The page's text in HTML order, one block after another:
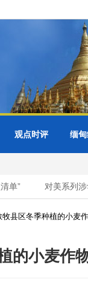
观点时评 缅
” 对美系列涉
牧县区冬季种植的小麦
的小麦作